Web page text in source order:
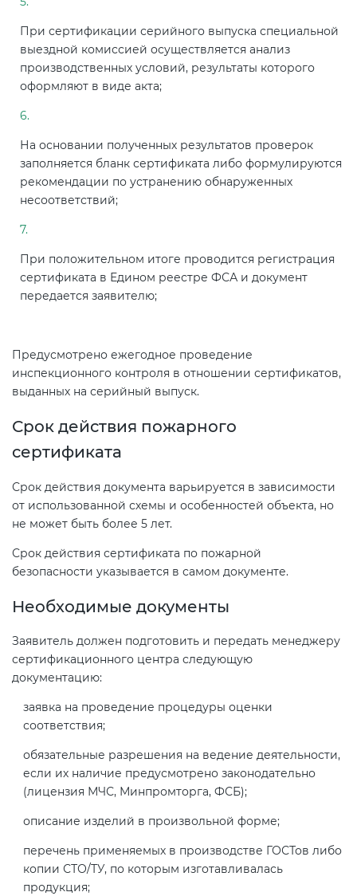
При сертификации серийного выпуска специальной
выездной комиссией осуществляется анализ
производственных условий, результаты которого
оформляют в виде акта;
На основании полученных результатов проверок
заполняется бланк сертификата либо формулируются
рекомендации по устранению обнаруженных
несоответствий;
При положительном итоге проводится регистрация
сертификата в Едином реестре ФСА и документ
передается заявителю;
Предусмотрено ежегодное проведение
инспекционного контроля в отношении сертификатов,
выданных на серийный выпуск.
Срок действия пожарного
сертификата
Срок действия документа варьируется в зависимости
от использованной схемы и особенностей объекта, но
не может быть более 5 лет.
Срок действия сертификата по пожарной
безопасности указывается в самом документе.
Необходимые документы
Заявитель должен подготовить и передать менеджеру
сертификационного центра следующую
документацию:
заявка на проведение процедуры оценки
соответствия;
обязательные разрешения на ведение деятельности,
если их наличие предусмотрено законодательно
(лицензия МЧС, Минпромторга, ФСБ);
описание изделий в произвольной форме;
перечень применяемых в производстве ГОСТов либо
копии СТО/ТУ, по которым изготавливалась
продукция;